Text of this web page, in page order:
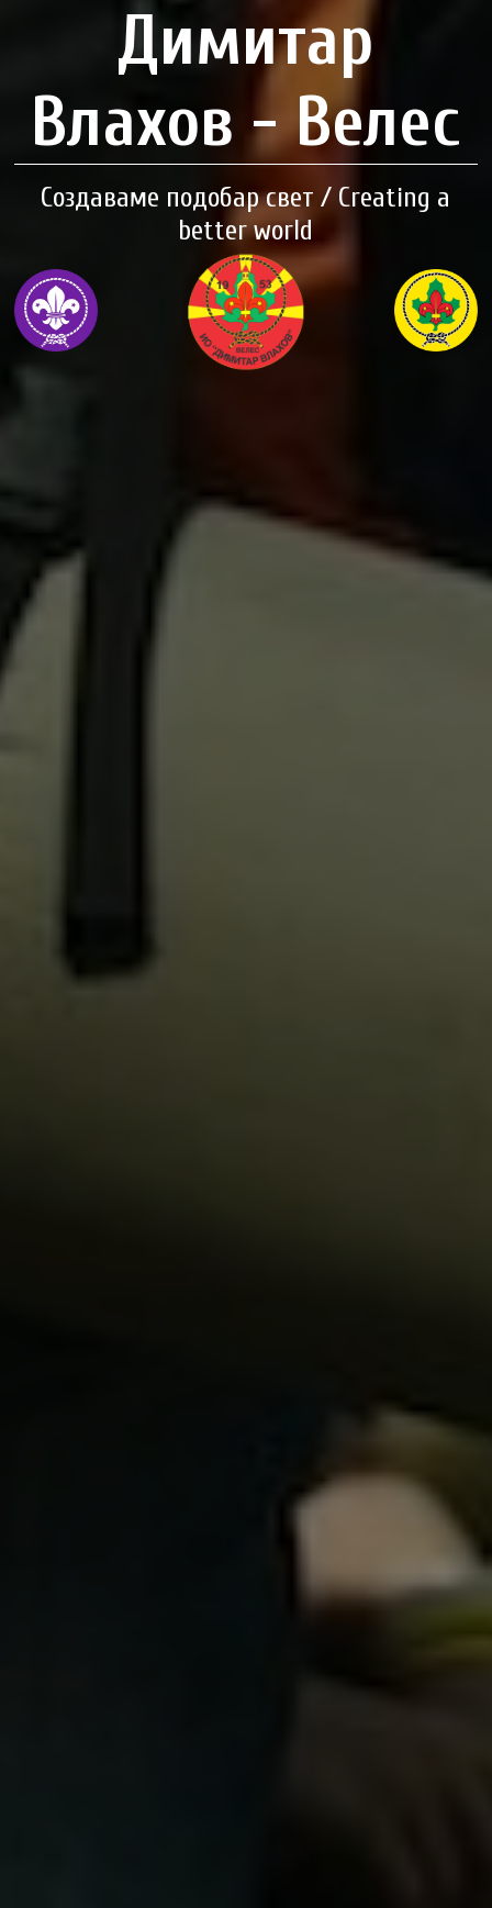
Димитар
Влахов - Велес
Создаваме подобар свет / Creating a
better world